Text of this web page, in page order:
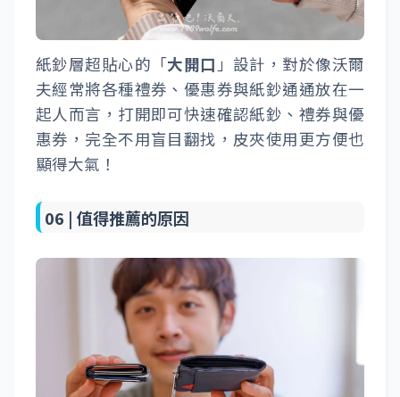
紙鈔層超貼心的「大開口」設計，對於像沃爾
夫經常將各種禮券、優惠券與紙鈔通通放在一
起人而言，打開即可快速確認紙鈔、禮券與優
惠券，完全不用盲目翻找，皮夾使用更方便也
顯得大氣！
06 |值得推薦的原因